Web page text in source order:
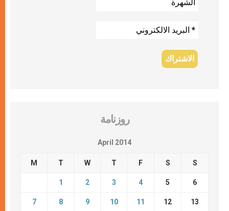
روزنامة
April 2014
M T W T F S S
1 2 3 4 5 6
7 8 9 10 11 12 13